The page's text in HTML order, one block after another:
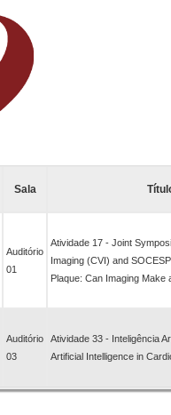
Sala
Auditório
01
Atividade 17 - Joint
Imaging (CVI) and
Plaque: Can Imaging Make
Auditório
03
Atividade 33 - Inteligência
Artificial Intelligence in